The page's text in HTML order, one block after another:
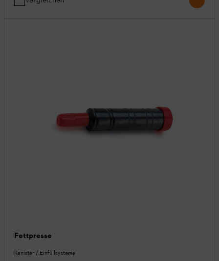
Fettpresse
Kanister / Einfüllsysteme